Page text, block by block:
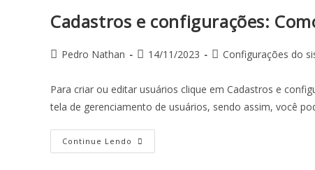
Cadastros e configurações:
Pedro Nathan 14/11/2023 Configurações do
Para criar ou editar usuários clique em Cadastros e
tela de gerenciamento de usuários, sendo assim, você
Continue Lendo